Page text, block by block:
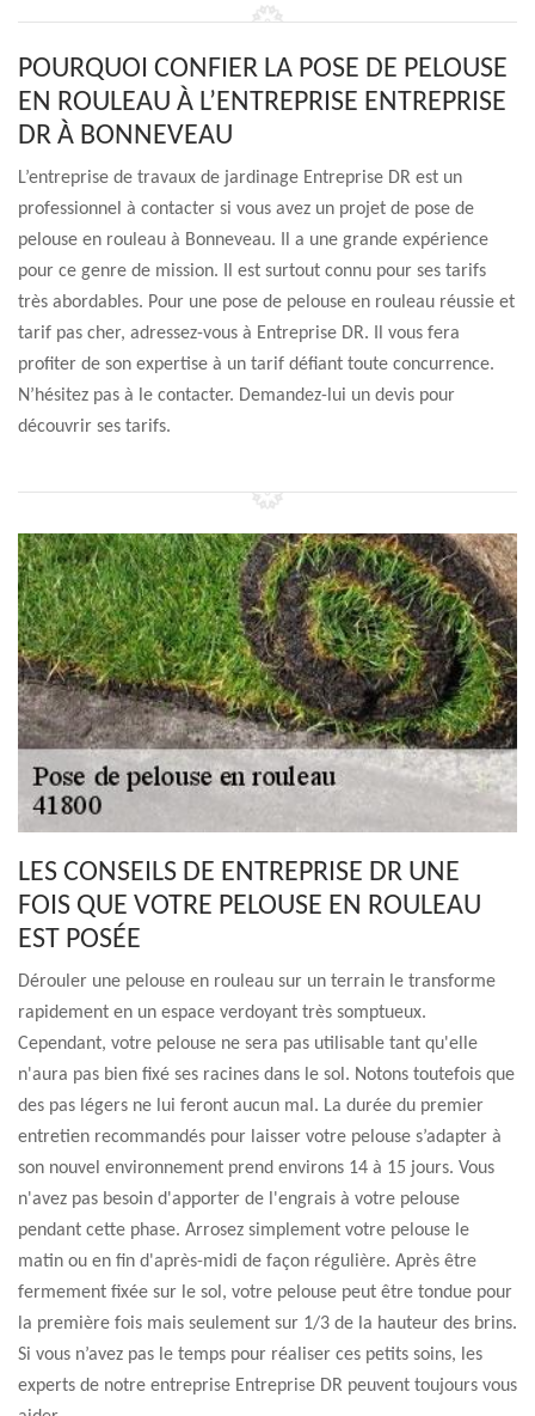
POURQUOI CONFIER LA POSE DE PELOUSE
EN ROULEAU À L’ENTREPRISE ENTREPRISE
DR À BONNEVEAU
L’entreprise de travaux de jardinage Entreprise DR est un
professionnel à contacter si vous avez un projet de pose de
pelouse en rouleau à Bonneveau. Il a une grande expérience
pour ce genre de mission. Il est surtout connu pour ses tarifs
très abordables. Pour une pose de pelouse en rouleau réussie et
tarif pas cher, adressez-vous à Entreprise DR. Il vous fera
profiter de son expertise à un tarif défiant toute concurrence.
N’hésitez pas à le contacter. Demandez-lui un devis pour
découvrir ses tarifs.
LES CONSEILS DE ENTREPRISE DR UNE
FOIS QUE VOTRE PELOUSE EN ROULEAU
EST POSÉE
Dérouler une pelouse en rouleau sur un terrain le transforme
rapidement en un espace verdoyant très somptueux.
Cependant, votre pelouse ne sera pas utilisable tant qu'elle
n'aura pas bien fixé ses racines dans le sol. Notons toutefois que
des pas légers ne lui feront aucun mal. La durée du premier
entretien recommandés pour laisser votre pelouse s’adapter à
son nouvel environnement prend environs 14 à 15 jours. Vous
n'avez pas besoin d'apporter de l'engrais à votre pelouse
pendant cette phase. Arrosez simplement votre pelouse le
matin ou en fin d'après-midi de façon régulière. Après être
fermement fixée sur le sol, votre pelouse peut être tondue pour
la première fois mais seulement sur 1/3 de la hauteur des brins.
Si vous n’avez pas le temps pour réaliser ces petits soins, les
experts de notre entreprise Entreprise DR peuvent toujours vous